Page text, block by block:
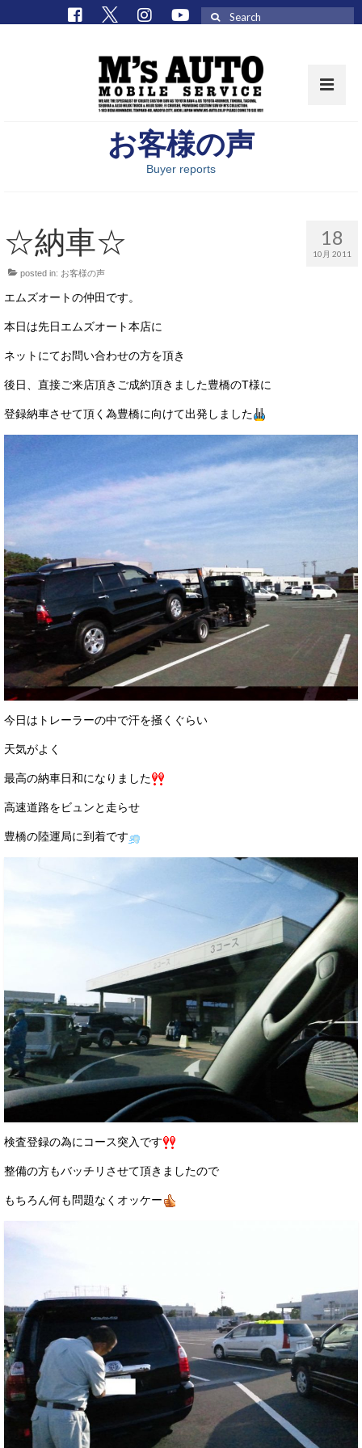
取扱車種一覧
M’sCollectionパーツ一覧
エムズオート
サービス・保証
買取のご案内
店舗情報
トップメッセージ
スタッフ紹介
ブログ
イベント
ニュース
お客様の声
お問い合わせ
メールフォーム
電話はこちら
お客様の声
Buyer reports
18
10月 2011
☆納車☆
posted in: お客様の声
エムズオートの仲田です。
本日は先日エムズオート本店に
ネットにてお問い合わせの方を頂き
後日、直接ご来店頂きご成約頂きました豊橋のT様に
登録納車させて頂く為豊橋に向けて出発しました
今日はトレーラーの中で汗を掻くぐらい
天気がよく
最高の納車日和になりました
高速道路をビュンと走らせ
豊橋の陸運局に到着です
検査登録の為にコース突入です
整備の方もバッチリさせて頂きましたので
もちろん何も問題なくオッケー